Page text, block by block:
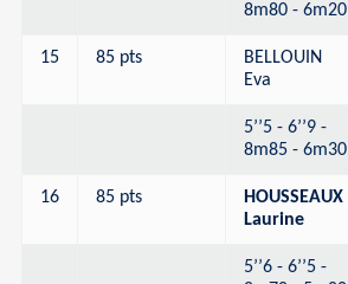
8m80 - 6m20
15 85 pts
BELLOUIN
Eva
5’’5 - 6’’9 -
8m85 - 6m30
16 85 pts
HOUSSEAUX
Laurine
5’’6 - 6’’5 -